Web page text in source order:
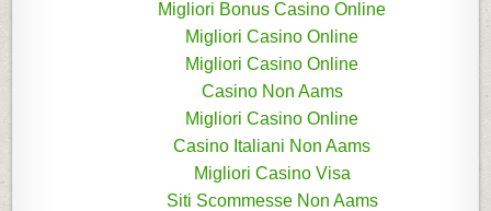
Migliori Bonus Casino Online
Migliori Casino Online
Migliori Casino Online
Casino Non Aams
Migliori Casino Online
Casino Italiani Non Aams
Migliori Casino Visa
Siti Scommesse Non Aams